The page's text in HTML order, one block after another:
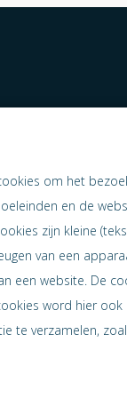
naar
om het
en de
zijn kleine
van een
een website. De
word hier
te verzamelen,